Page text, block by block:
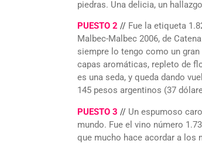
piedras. Una delicia, un
PUESTO 2 // Fue la etiqueta
Malbec-Malbec 2006, de
siempre lo tengo como un
capas aromáticas, repleto de
es una seda, y queda dando
145 pesos argentinos (37
PUESTO 3 // Un espumoso
mundo. Fue el vino número
que mucho hace acordar a los